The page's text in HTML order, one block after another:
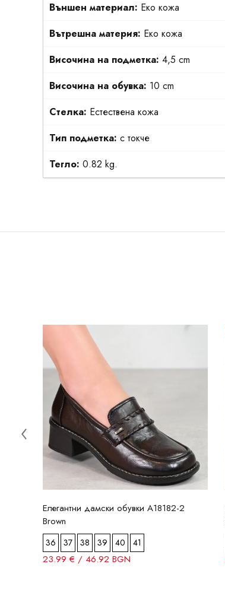
Външен материал: Еко кожа
Вътрешна материя: Еко кожа
Височина на подметка: 4,5 cm
Височина на обувка: 10 cm
Стелка: Естествена кожа
Тип подметка: с токче
Тегло: 0.82 kg.
Елегантни дамски обувки A18182-2
Brown
36 37 38 39 40 41
23.99 € / 46.92 BGN